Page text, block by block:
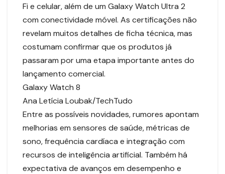
Fi e celular, além de um Galaxy Watch Ultra 2
com conectividade móvel. As certificações não
revelam muitos detalhes de ficha técnica, mas
costumam confirmar que os produtos já
passaram por uma etapa importante antes do
lançamento comercial.
Galaxy Watch 8
Ana Letícia Loubak/TechTudo
Entre as possíveis novidades, rumores apontam
melhorias em sensores de saúde, métricas de
sono, frequência cardíaca e integração com
recursos de inteligência artificial. Também há
expectativa de avanços em desempenho e